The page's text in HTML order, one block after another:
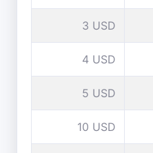
3 USD
4 USD
5 USD
10 USD